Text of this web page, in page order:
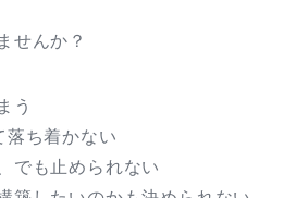
せんか？
う
落ち着かない
でも止められない